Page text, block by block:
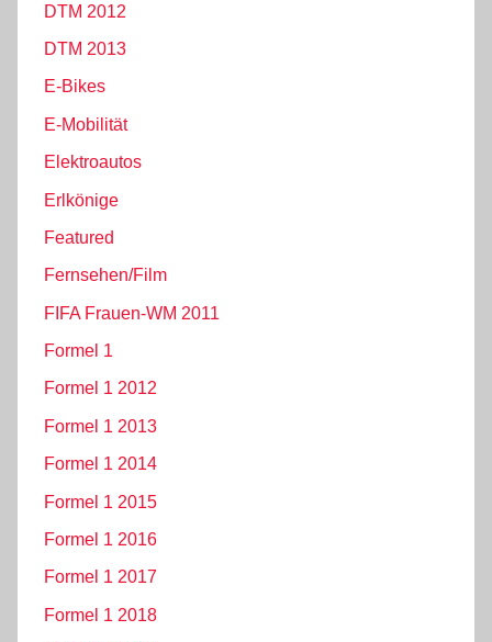
DTM 2012
DTM 2013
E-Bikes
E-Mobilität
Elektroautos
Erlkönige
Featured
Fernsehen/Film
FIFA Frauen-WM 2011
Formel 1
Formel 1 2012
Formel 1 2013
Formel 1 2014
Formel 1 2015
Formel 1 2016
Formel 1 2017
Formel 1 2018